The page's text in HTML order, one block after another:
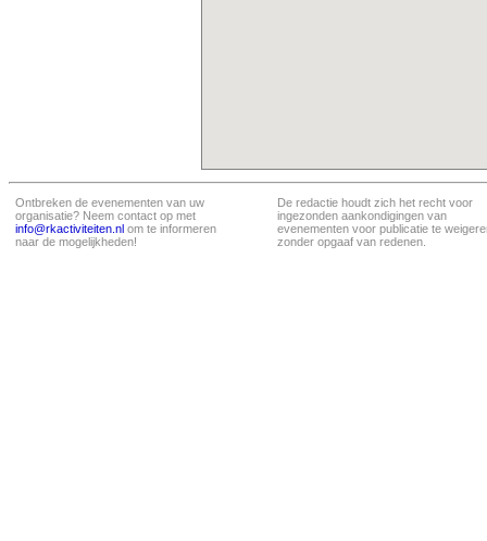
Ontbreken de evenementen van uw
organisatie? Neem contact op met
info@rkactiviteiten.nl om te informeren
naar de mogelijkheden!
De redactie houdt zich het recht voor
ingezonden aankondigingen van
evenementen voor publicatie te
zonder opgaaf van redenen.